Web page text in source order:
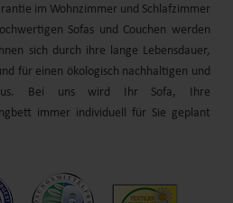
im Wohnzimmer und Schlafzimmer
Sofas und Couchen werden
sich durch ihre lange Lebensdauer,
für einen ökologisch nachhaltigen und
aus. Bei uns wird Ihr Sofa, Ihre
immer individuell für Sie geplant